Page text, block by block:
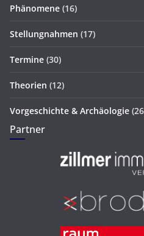
Phänomene (16)
Stellungnahmen (17)
Termine (30)
Theorien (12)
Vorgeschichte & Archäologie
Partner